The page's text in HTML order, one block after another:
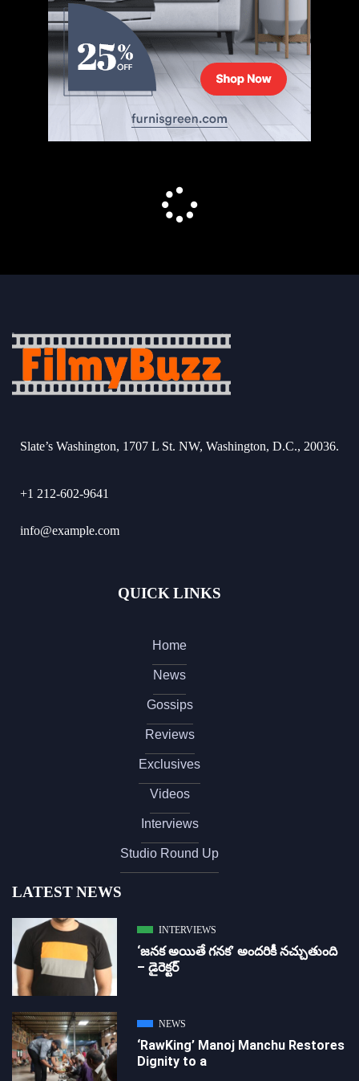
Slate’s Washington, 1707 L St. NW, Washington, D.C., 20036.
+1 212-602-9641
info@example.com
QUICK LINKS
Home
News
Gossips
Reviews
Exclusives
Videos
Interviews
Studio Round Up
LATEST NEWS
INTERVIEWS
‘జ‌న‌క అయితే గ‌న‌క‌’ అందరికీ నచ్చుతుంది
– డైరెక్ట‌ర్
NEWS
‘RawKing’ Manoj Manchu Restores
Dignity to a